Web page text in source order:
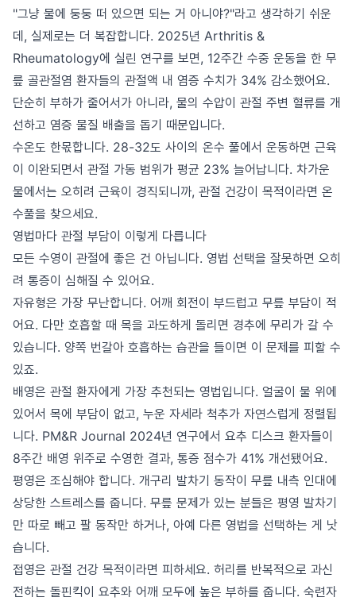
"그냥 물에 둥둥 떠 있으면 되는 거 아니야?"라고 생각하기 쉬운
데, 실제로는 더 복잡합니다. 2025년 Arthritis &
Rheumatology에 실린 연구를 보면, 12주간 수중 운동을 한 무
릎 골관절염 환자들의 관절액 내 염증 수치가 34% 감소했어요.
단순히 부하가 줄어서가 아니라, 물의 수압이 관절 주변 혈류를 개
선하고 염증 물질 배출을 돕기 때문입니다.
수온도 한몫합니다. 28-32도 사이의 온수 풀에서 운동하면 근육
이 이완되면서 관절 가동 범위가 평균 23% 늘어납니다. 차가운
물에서는 오히려 근육이 경직되니까, 관절 건강이 목적이라면 온
수풀을 찾으세요.
영법마다 관절 부담이 이렇게 다릅니다
모든 수영이 관절에 좋은 건 아닙니다. 영법 선택을 잘못하면 오히
려 통증이 심해질 수 있어요.
자유형은 가장 무난합니다. 어깨 회전이 부드럽고 무릎 부담이 적
어요. 다만 호흡할 때 목을 과도하게 돌리면 경추에 무리가 갈 수
있습니다. 양쪽 번갈아 호흡하는 습관을 들이면 이 문제를 피할 수
있죠.
배영은 관절 환자에게 가장 추천되는 영법입니다. 얼굴이 물 위에
있어서 목에 부담이 없고, 누운 자세라 척추가 자연스럽게 정렬됩
니다. PM&R Journal 2024년 연구에서 요추 디스크 환자들이
8주간 배영 위주로 수영한 결과, 통증 점수가 41% 개선됐어요.
평영은 조심해야 합니다. 개구리 발차기 동작이 무릎 내측 인대에
상당한 스트레스를 줍니다. 무릎 문제가 있는 분들은 평영 발차기
만 따로 빼고 팔 동작만 하거나, 아예 다른 영법을 선택하는 게 낫
습니다.
접영은 관절 건강 목적이라면 피하세요. 허리를 반복적으로 과신
전하는 돌핀킥이 요추와 어깨 모두에 높은 부하를 줍니다. 숙련자